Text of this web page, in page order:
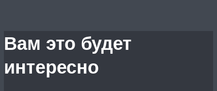
Вам это будет
интересно